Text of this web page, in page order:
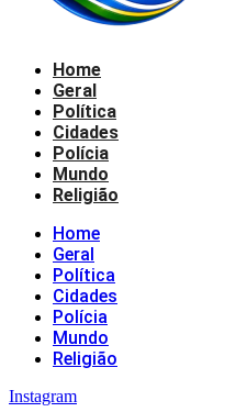
Home
Geral
Política
Cidades
Polícia
Mundo
Religião
Home
Geral
Política
Cidades
Polícia
Mundo
Religião
Instagram